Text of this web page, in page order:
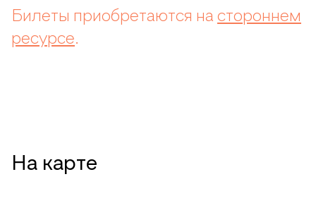
Билеты приобретаются на стороннем
ресурсе.
На карте